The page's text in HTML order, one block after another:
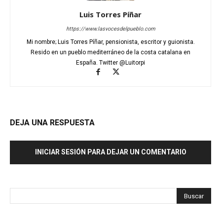
Luis Torres Píñar
https://www.lasvocesdelpueblo.com
Mi nombre; Luis Torres Píñar, pensionista, escritor y guionista.
Resido en un pueblo mediterráneo de la costa catalana en
España. Twitter @Luitorpi
DEJA UNA RESPUESTA
INICIAR SESIÓN PARA DEJAR UN COMENTARIO